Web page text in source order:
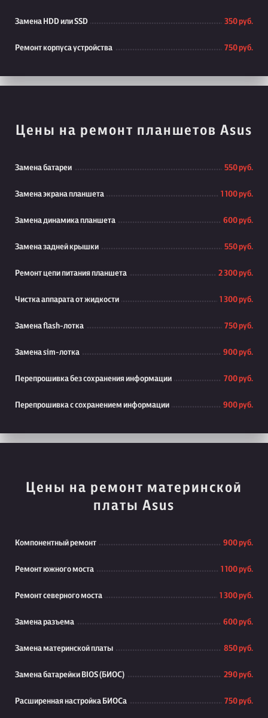
Замена HDD или SSD 350 руб.
Ремонт корпуса устройства 750 руб.
Цены на ремонт планшетов Asus
Замена батареи 550 руб.
Замена экрана планшета 1 100 руб.
Замена динамика планшета 600 руб.
Замена задней крышки 550 руб.
Ремонт цепи питания планшета 2 300 руб.
Чистка аппарата от жидкости 1 300 руб.
Замена flash-лотка 750 руб.
Замена sim-лотка 900 руб.
Перепрошивка без сохранения информации 700 руб.
Перепрошивка с сохранением информации 900 руб.
Цены на ремонт материнской
платы Asus
Компонентный ремонт 900 руб.
Ремонт южного моста 1 100 руб.
Ремонт северного моста 1 300 руб.
Замена разъема 600 руб.
Замена материнской платы 850 руб.
Замена батарейки BIOS (БИОС) 290 руб.
Расширенная настройка БИОСа 750 руб.